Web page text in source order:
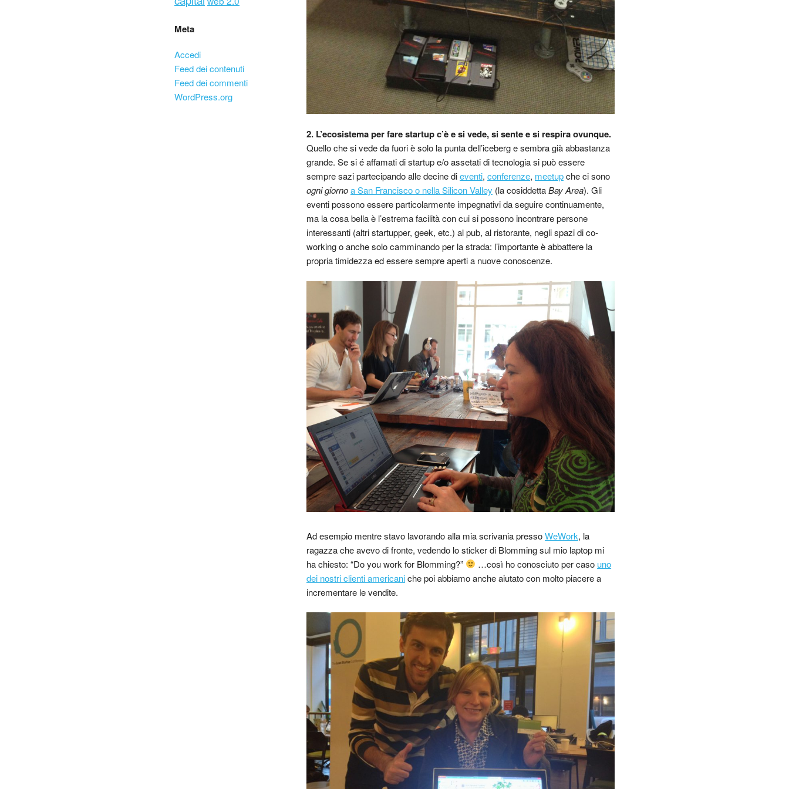
2. L’ecosistema per fare startup c’è e si vede, si sente e si respira ovunque.
Quello che si vede da fuori è solo la punta dell’iceberg e sembra già abbastanza
grande. Se si é affamati di startup e/o assetati di tecnologia si può essere
sempre sazi partecipando alle decine dieventi, conferenze, meetupche ci sono
ogni giornoa San Francisco o nella Silicon Valley (la cosiddettaBay Area). Gli
eventi possono essere particolarmente impegnativi da seguire continuamente,
ma la cosa bella è l’estrema facilità con cui si possono incontrare persone
interessanti (altri startupper, geek, etc.) al pub, al ristorante, negli spazi di co-
working o anche solo camminando per la strada: l’importante è abbattere la
propria timidezza ed essere sempre aperti a nuove conoscenze.
Ad esempio mentre stavo lavorando alla mia scrivania pressoWeWork, la
ragazza che avevo di fronte, vedendo lo sticker di Blomming sul mio laptop mi
ha chiesto: “Do you work for Blomming?”
…così ho conosciuto per caso uno
dei nostri clienti americaniche poi abbiamo anche aiutato con molto piacere a
incrementare le vendite.
Meta
Accedi
Feed dei contenuti
Feed dei commenti
WordPress.org